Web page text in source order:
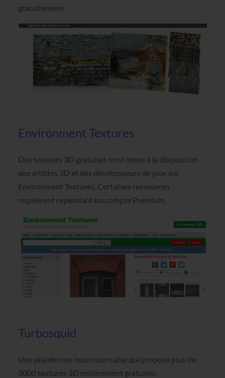
gratuitement.
Environment Textures
Des textures 3D gratuites sont mises à la disposition
des artistes 3D et des développeurs de jeux sur
Environment Textures. Certaines ressources
requièrent cependant un compte Premium.
Turbosquid
Une plateforme incontournable qui propose plus de
3000 textures 3D entièrement gratuites.